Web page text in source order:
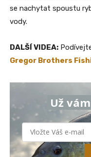
se nachytat spoustu
vody.
DALŠÍ VIDEA:
Gregor Brothers
Už